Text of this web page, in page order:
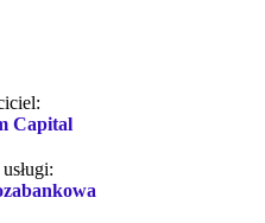
Capital